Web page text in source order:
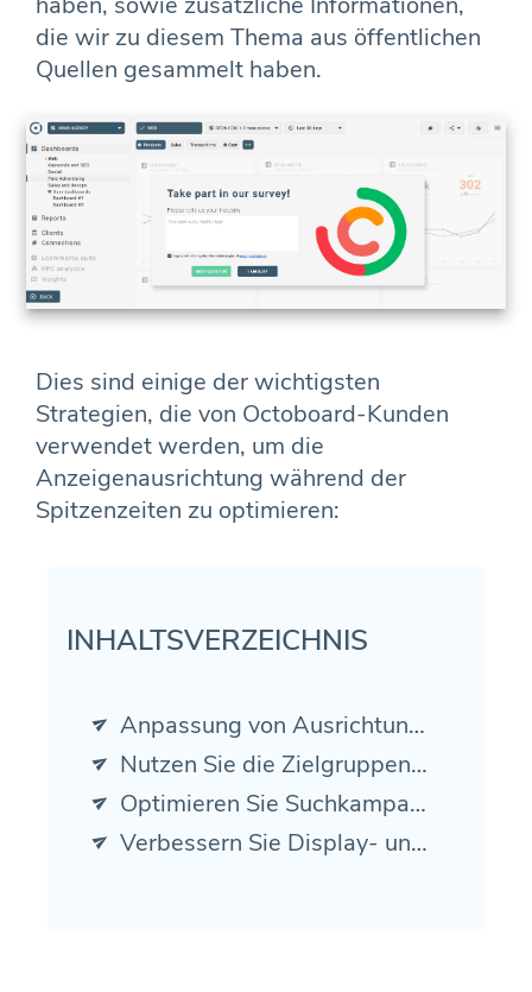
die wir zu diesem Thema aus öffentlichen
Quellen gesammelt haben.
Dies sind einige der wichtigsten
Strategien, die von Octoboard-Kunden
verwendet werden, um die
Anzeigenausrichtung während der
Spitzenzeiten zu optimieren:
INHALTSVERZEICHNIS
Anpassung von Ausrichtungs- und Gebotsstrategien
Nutzen Sie die Zielgruppensegmentierung
Optimieren Sie Suchkampagnen für die Saisonalität
Verbessern Sie Display- und Shopping-Kampagnen